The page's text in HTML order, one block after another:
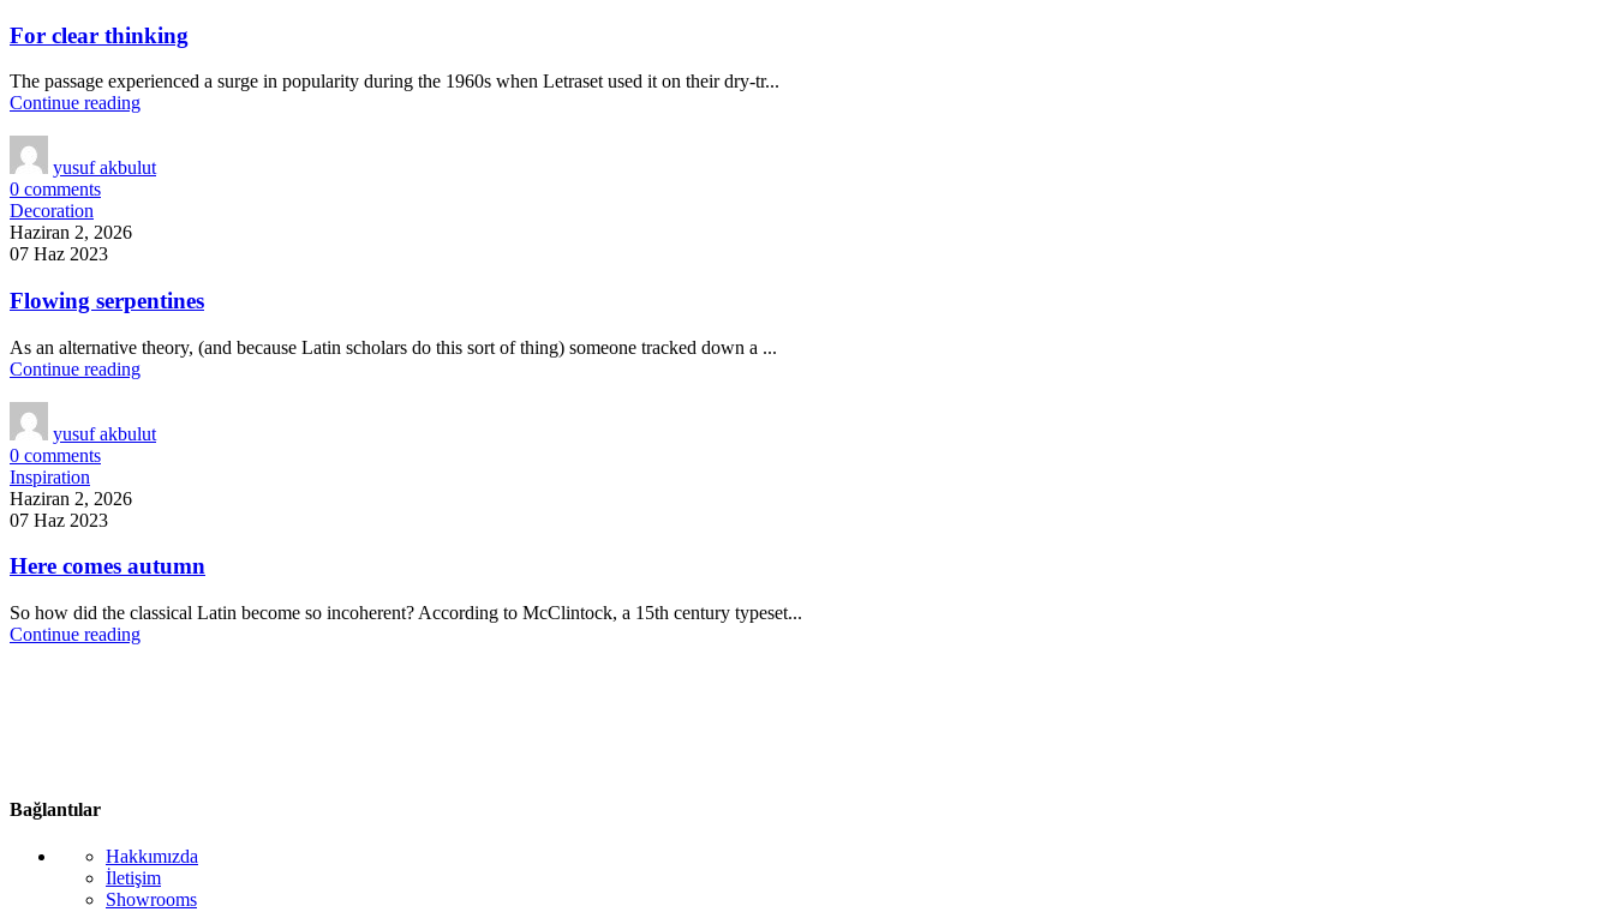
For clear thinking
The passage experienced a surge in popularity during the 1960s when Letraset used it on their dry-tr...
Continue reading
yusuf akbulut
0 comments
Decoration
Haziran 2, 2026
07 Haz 2023
Flowing serpentines
As an alternative theory, (and because Latin scholars do this sort of thing) someone tracked down a ...
Continue reading
yusuf akbulut
0 comments
Inspiration
Haziran 2, 2026
07 Haz 2023
Here comes autumn
So how did the classical Latin become so incoherent? According to McClintock, a 15th century typeset...
Continue reading
Bağlantılar
Hakkımızda
İletişim
Showrooms